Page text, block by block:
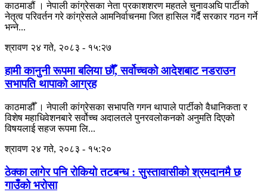
काठमाडौं । नेपाली कांग्रेसका नेता प्रकाशशरण महतले चुनावअघि पार्टीको
नेतृत्व परिवर्तन गरे कांग्रेसले आमनिर्वाचनमा जित हासिल गर्दै सरकार गठन गर्ने
भन्ने...
श्रावण २४ गते, २०८३ - १५:२७
हामी कानुनी रूपमा बलिया छौँ, सर्वोच्चको आदेशबाट नडराउन
सभापति थापाको आग्रह
काठमाडौँ । नेपाली कांग्रेसका सभापति गगन थापाले पार्टीको वैधानिकता र
विशेष महाधिवेशनबारे सर्वोच्च अदालतले पुनरवलोकनको अनुमति दिएको
विषयलाई सहज रूपमा लि...
श्रावण २४ गते, २०८३ - १५:२०
ठेक्का लागेर पनि रोकियो तटबन्ध : सुस्तावासीको श्रमदानमै छ
गाउँको भरोसा